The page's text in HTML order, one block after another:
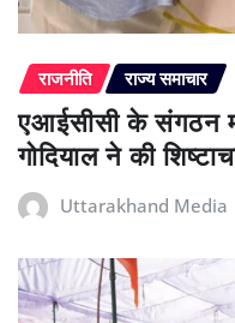
राजनीति राज्य समाचार
एआईसीसी के संगठन
गोदियाल ने की
Uttarakhand Media